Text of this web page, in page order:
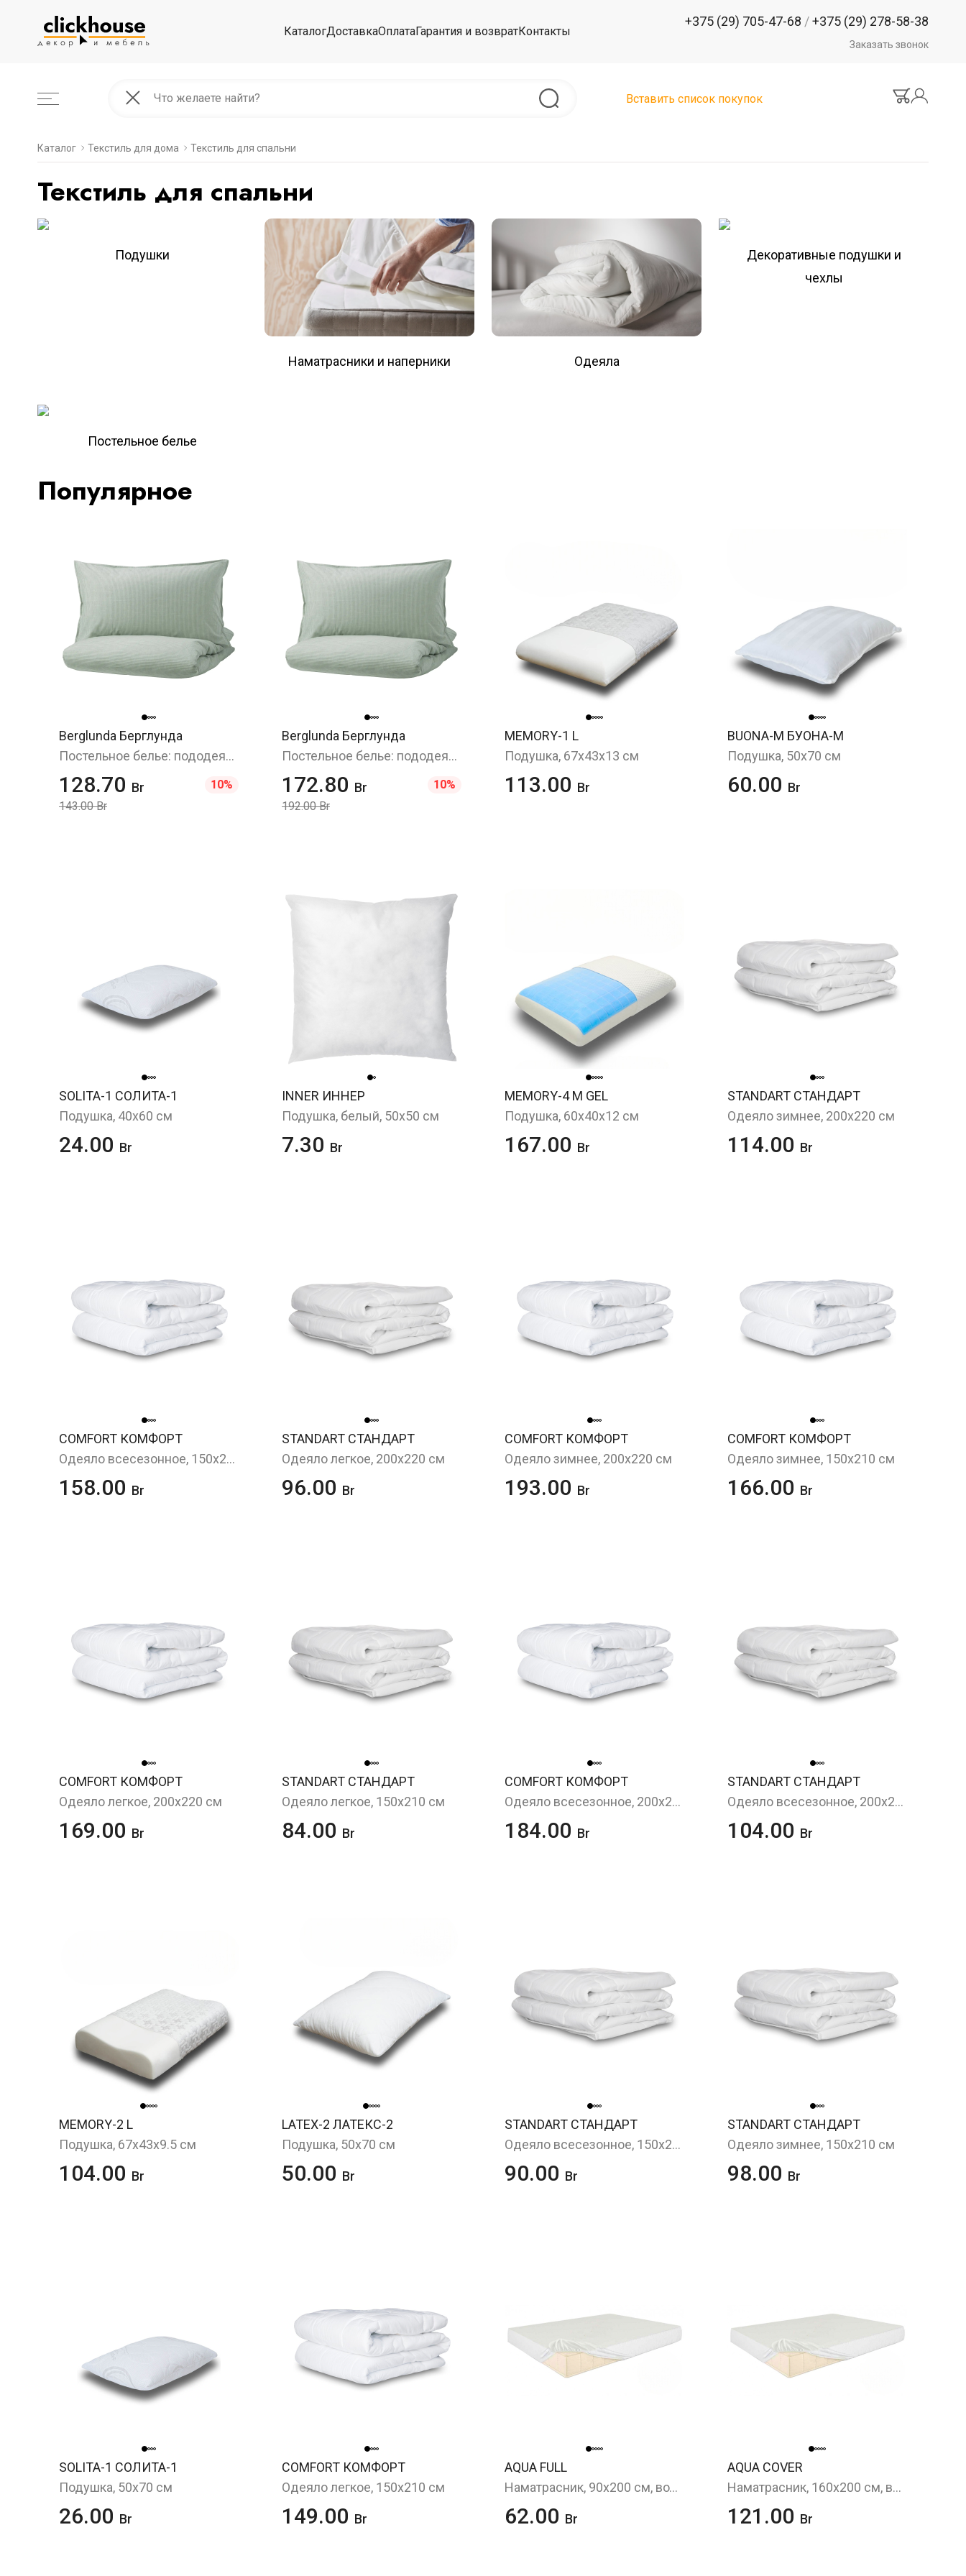
КаталогДоставкаОплатаГарантия и возвратКонтакты
+375 (29) 705-47-68 /+375 (29) 278-58-38
Заказать звонок
Вставить список покупок
Каталог Текстиль для дома Текстиль для спальни
Текстиль для спальни
Подушки
Наматрасники и наперники Одеяла
Декоративные подушки и
чехлы
Постельное белье
Популярное
Berglunda Берглунда
Постельное белье: пододеяльник и наволочка (БЕРГПАЛМ/BERGPALM в ИКЕА), 150x200/50x70 см
128.70 Br
10%
143.00 Br
Berglunda Берглунда
Постельное белье: пододеяльник и 2 наволочки (БЕРГПАЛМ/BERGPALM в ИКЕА), зеленый/полоска, 200x200/50x70 см
172.80 Br
10%
192.00 Br
MEMORY-1 L
Подушка, 67x43x13 см
113.00 Br
BUONA-M БУОНА-М
Подушка, 50х70 см
60.00 Br
SOLITA-1 СОЛИТА-1
Подушка, 40x60 см
24.00 Br
INNER ИННЕР
Подушка, белый, 50x50 см
7.30 Br
MEMORY-4 M GEL
Подушка, 60x40x12 см
167.00 Br
STANDART СТАНДАРТ
Одеяло зимнее, 200х220 см
114.00 Br
COMFORT КОМФОРТ
Одеяло всесезонное, 150х210 см
158.00 Br
STANDART СТАНДАРТ
Одеяло легкое, 200х220 см
96.00 Br
COMFORT КОМФОРТ
Одеяло зимнее, 200х220 см
193.00 Br
COMFORT КОМФОРТ
Одеяло зимнее, 150х210 см
166.00 Br
COMFORT КОМФОРТ
Одеяло легкое, 200х220 см
169.00 Br
STANDART СТАНДАРТ
Одеяло легкое, 150х210 см
84.00 Br
COMFORT КОМФОРТ
Одеяло всесезонное, 200х220 см
184.00 Br
STANDART СТАНДАРТ
Одеяло всесезонное, 200х220 см
104.00 Br
MEMORY-2 L
Подушка, 67x43x9.5 см
104.00 Br
LATEX-2 ЛАТЕКС-2
Подушка, 50х70 см
50.00 Br
STANDART СТАНДАРТ
Одеяло всесезонное, 150х210 см
90.00 Br
STANDART СТАНДАРТ
Одеяло зимнее, 150х210 см
98.00 Br
SOLITA-1 СОЛИТА-1
Подушка, 50x70 см
26.00 Br
COMFORT КОМФОРТ
Одеяло легкое, 150х210 см
149.00 Br
AQUA FULL
Наматрасник, 90х200 см, водонепроницаемый
62.00 Br
AQUA COVER
Наматрасник, 160х200 см, водонепроницаемый
121.00 Br